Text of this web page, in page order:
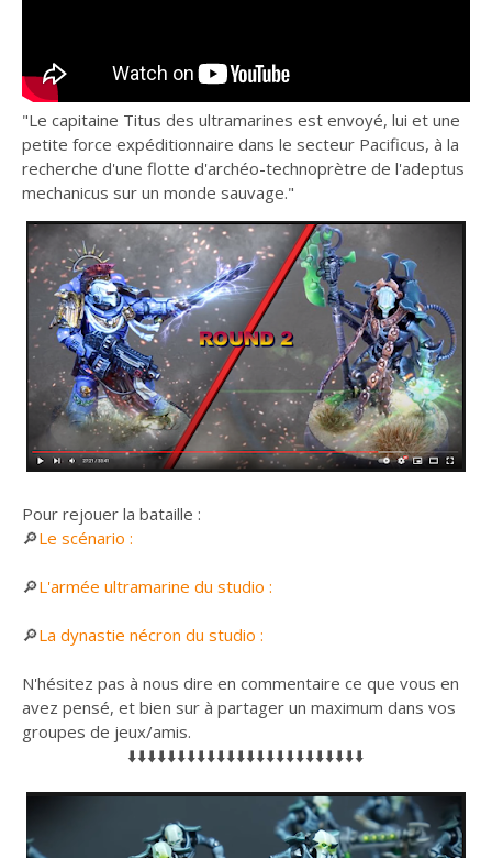
"Le capitaine Titus des ultramarines est envoyé, lui et une
petite force expéditionnaire dans le secteur Pacificus, à la
recherche d'une flotte d'archéo-technoprètre de l'adeptus
mechanicus sur un monde sauvage."
Pour rejouer la bataille :
🔎Le scénario :
🔎L'armée ultramarine du studio :
🔎La dynastie nécron du studio :
N'hésitez pas à nous dire en commentaire ce que vous en
avez pensé, et bien sur à partager un maximum dans vos
groupes de jeux/amis.
⬇️⬇️⬇️⬇️⬇️⬇️⬇️⬇️⬇️⬇️⬇️⬇️⬇️⬇️⬇️⬇️⬇️⬇️⬇️⬇️⬇️⬇️⬇️⬇️